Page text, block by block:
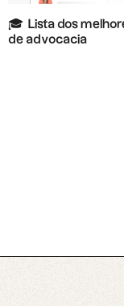
🎓 ️ Lista dos
de advocacia